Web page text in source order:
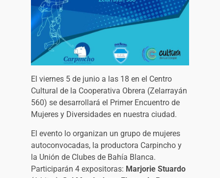
El viernes 5 de junio a las 18 en el Centro
Cultural de la Cooperativa Obrera (Zelarrayán
560) se desarrollará el Primer Encuentro de
Mujeres y Diversidades en nuestra ciudad.
El evento lo organizan un grupo de mujeres
autoconvocadas, la productora Carpincho y
la Unión de Clubes de Bahía Blanca.
Participarán 4 expositoras: Marjorie Stuardo